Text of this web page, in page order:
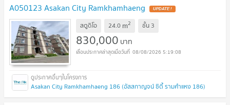
A050123 Asakan City Ramkhamhaeng UPDATE !
สตูดิโอ 24.0 m2 ชั้น 3
830,000 บาท
08/08/2026 5:19:08
Asakan City Ramkhamhaeng 186 (อัสสกาญจน์ ซิตี้ รามคำแหง 186)